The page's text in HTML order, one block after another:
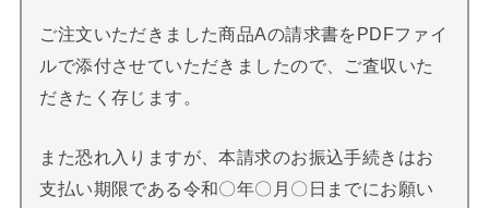
ご注文いただきました商品Aの請求書をPDFファイ
ルで添付させていただきましたので、ご査収いた
だきたく存じます。
また恐れ入りますが、本請求のお振込手続きはお
支払い期限である令和〇年〇月〇日までにお願い